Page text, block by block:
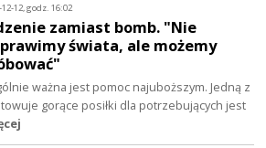
12-12, godz. 16:02
zamiast bomb. "Nie
świata, ale możemy
ważna jest pomoc najuboższym. Jedną z
gorące posiłki dla potrzebujących jest